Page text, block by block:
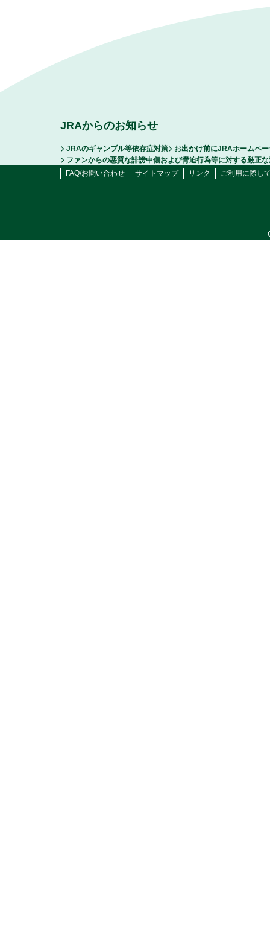
JRAからのお知らせ
JRAのギャンブル等依存症対策
お出かけ前にJRAホームペ
ファンからの悪質な誹謗中傷および脅迫行為等に対する厳正
FAQ/お問い合わせ
サイトマップ リンク ご利用に際し